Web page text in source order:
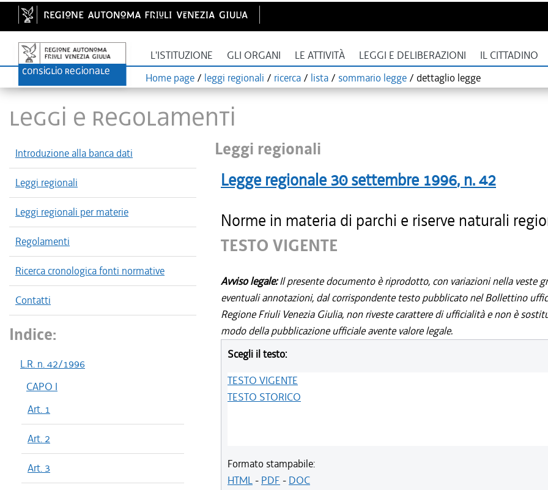
L'ISTITUZIONE GLI ORGANI LE ATTIVITÀ LEGGI E DELIBERAZIONI IL CITTADINO
Home page / leggi regionali / ricerca / lista / sommario legge / dettaglio legge
LEGGI E REGOLAMENTI
Introduzione alla banca dati
Leggi regionali
Leggi regionali per materie
Regolamenti
Ricerca cronologica fonti normative
Contatti
Indice:
L.R. n. 42/1996
CAPO I
Art. 1
Art. 2
Art. 3
Leggi regionali
Legge regionale 30 settembre 1996, n.42
Norme in materia di parchi e riserve naturali
TESTO VIGENTE
Avviso legale:Il presente documento è riprodotto, con variazioni nella veste
eventuali annotazioni, dal corrispondente testo pubblicato nel Bollettino
Regione Friuli Venezia Giulia, non riveste carattere di ufficialità e non è
modo della pubblicazione ufficiale avente valore legale.
Scegli il testo:
TESTO VIGENTE
TESTO STORICO
Formato stampabile:
HTML- PDF - DOC